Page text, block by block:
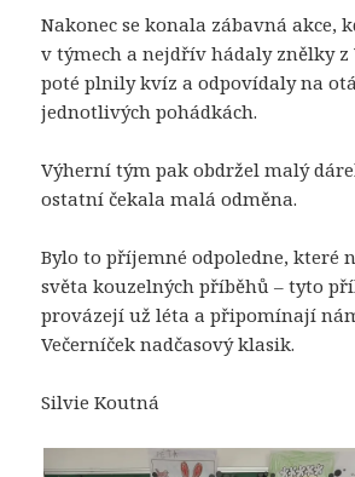
Nakonec se konala zábavná akce,
v týmech a nejdřív hádaly znělky z
poté plnily kvíz a odpovídaly na
jednotlivých pohádkách.
Výherní tým pak obdržel malý
ostatní čekala malá odměna.
Bylo to příjemné odpoledne, které
světa kouzelných příběhů – tyto
provázejí už léta a připomínají
Večerníček nadčasový klasik.
Silvie Koutná